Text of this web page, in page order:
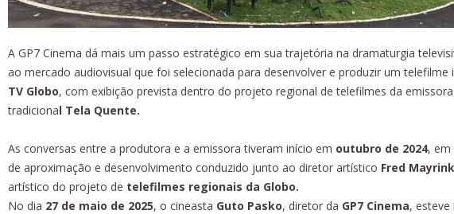
A GP7 Cinema dá mais um passo estratégico em sua trajetória na dramaturgia
ao mercado audiovisual que foi selecionada para desenvolver e produzir um telefilme
TV Globo, com exibição prevista dentro do projeto regional de telefilmes da
tradicional Tela Quente.
As conversas entre a produtora e a emissora tiveram início em outubro de 2024, em
de aproximação e desenvolvimento conduzido junto ao diretor artístico Fred Mayrink
artístico do projeto de telefilmes regionais da Globo.
No dia 27 de maio de 2025, o cineasta Guto Pasko, diretor da GP7 Cinema, esteve